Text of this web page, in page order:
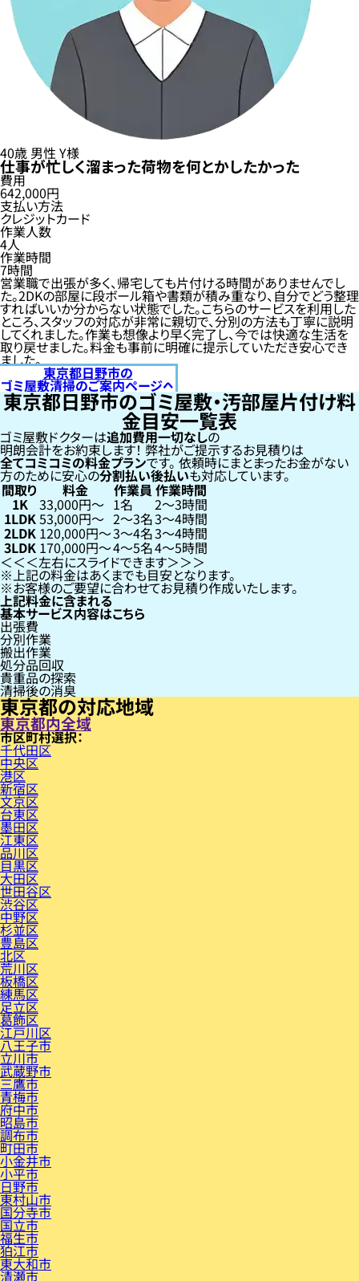
40歳 男性 Y様
仕事が忙しく溜まった荷物を何とかしたかった
費用
642,000円
支払い方法
クレジットカード
作業人数
4人
作業時間
7時間
営業職で出張が多く、帰宅しても片付ける時間がありませんでし
た。2DKの部屋に段ボール箱や書類が積み重なり、自分でどう整理
すればいいか分からない状態でした。こちらのサービスを利用した
ところ、スタッフの対応が非常に親切で、分別の方法も丁寧に説明
してくれました。作業も想像より早く完了し、今では快適な生活を
取り戻せました。料金も事前に明確に提示していただき安心でき
ました。
東京都日野市の
ゴミ屋敷清掃のご案内ページへ
東京都日野市のゴミ屋敷・汚部屋片付け料
金目安一覧表
ゴミ屋敷ドクターは追加費用一切なしの
明朗会計をお約束します！弊社がご提示するお見積りは
全てコミコミの料金プランです。依頼時にまとまったお金がない
方のために安心の分割払い後払いも対応しています。
間取り 料金 作業員 作業時間
1K 33,000円〜 1名 2〜3時間
1LDK53,000円〜 2〜3名3〜4時間
2LDK 120,000円〜3〜4名3〜4時間
3LDK 170,000円〜4〜5名4〜5時間
左右にスライドできます
上記の料金はあくまでも目安となります。
お客様のご要望に合わせてお見積り作成いたします。
上記料金に含まれる
基本サービス内容はこちら
出張費
分別作業
搬出作業
処分品回収
貴重品の探索
清掃後の消臭
東京都の対応地域
東京都内全域
市区町村
千代田区
中央区
港区
新宿区
文京区
台東区
墨田区
江東区
品川区
目黒区
大田区
世田谷区
渋谷区
中野区
杉並区
豊島区
北区
荒川区
板橋区
練馬区
足立区
葛飾区
江戸川区
八王子市
立川市
武蔵野市
三鷹市
青梅市
府中市
昭島市
調布市
町田市
小金井市
小平市
日野市
東村山市
国分寺市
国立市
福生市
狛江市
東大和市
清瀬市